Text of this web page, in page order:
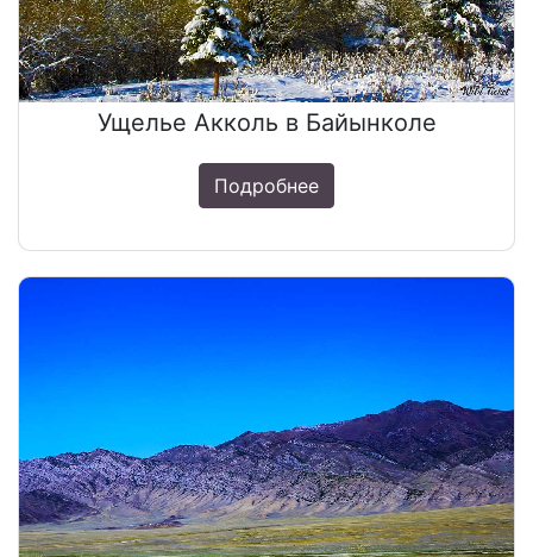
Ущелье Акколь в Байынколе
Подробнее